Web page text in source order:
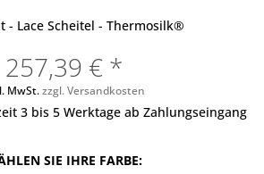
- Lace Scheitel - Thermosilk®
257,39 € *
MwSt.zzgl. Versandkosten
3 bis 5 Werktage ab Zahlungseingang
SIE IHRE FARBE: